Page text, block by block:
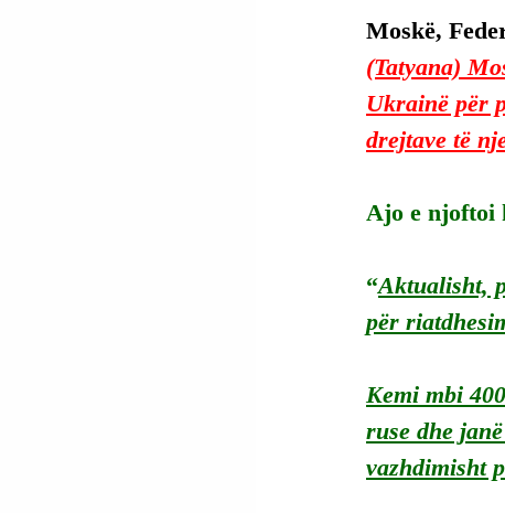
Moskë,
(Tatyana)
Ukrainë për
drejtave të
Ajo e njoftoi
“Aktualisht,
për
Kemi mbi
ruse dhe
vazhdimisht